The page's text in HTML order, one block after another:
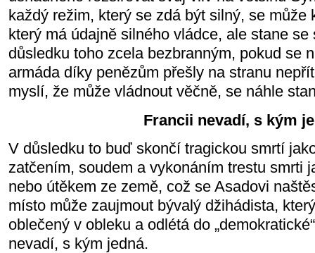
každý režim, který se zdá být silný, se může
který má údajně silného vládce, ale stane
důsledku toho zcela bezbranným, pokud se
armáda díky penězům přešly na stranu
myslí, že může vládnout věčně, se náhle
Francii nevadí, s kým
V důsledku to buď skončí tragickou smrtí
zatčením, soudem a vykonáním trestu smrti
nebo útěkem ze země, což se Asadovi
místo může zaujmout bývalý džihádista,
oblečený v obleku a odlétá do
nevadí, s kým jedná.